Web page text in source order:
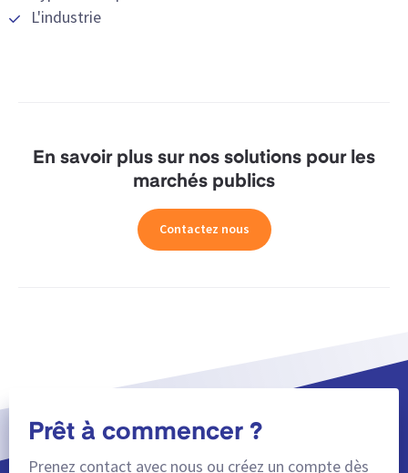
L'industrie
En savoir plus sur nos solutions pour les
marchés publics
Contactez nous
Prêt à commencer ?
Prenez contact avec nous ou créez un compte dès